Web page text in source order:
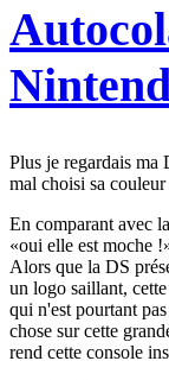
Plus je regardais ma
mal choisi sa
En comparant avec
«oui elle est moche
Alors que la DS
un logo saillant,
qui n'est pourtant
chose sur cette
rend cette console